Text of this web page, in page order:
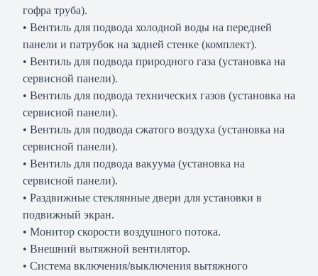
гофра труба).
• Вентиль для подвода холодной воды на передней
панели и патрубок на задней стенке (комплект).
• Вентиль для подвода природного газа (установка на
сервисной панели).
• Вентиль для подвода технических газов (установка на
сервисной панели).
• Вентиль для подвода сжатого воздуха (установка на
сервисной панели).
• Вентиль для подвода вакуума (установка на
сервисной панели).
• Раздвижные стеклянные двери для установки в
подвижный экран.
• Монитор скорости воздушного потока.
• Внешний вытяжной вентилятор.
• Система включения/выключения вытяжного